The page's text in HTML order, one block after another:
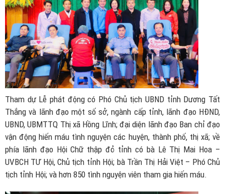
Tham dự Lễ phát động có Phó Chủ tịch UBND tỉnh Dương Tất
Thắng và lãnh đạo một số sở, ngành cấp tỉnh, lãnh đạo HĐND,
UBND, UBMTTQ Thị xã Hồng Lĩnh; đại diện lãnh đạo Ban chỉ đạo
vận động hiến máu tình nguyện các huyện, thành phố, thị xã; về
phía lãnh đạo Hội Chữ thập đỏ tỉnh có bà Lê Thị Mai Hoa –
UVBCH TƯ Hội, Chủ tịch tỉnh Hội; bà Trần Thị Hải Việt – Phó Chủ
tịch tỉnh Hội; và hơn 850 tình nguyện viên tham gia hiến máu.